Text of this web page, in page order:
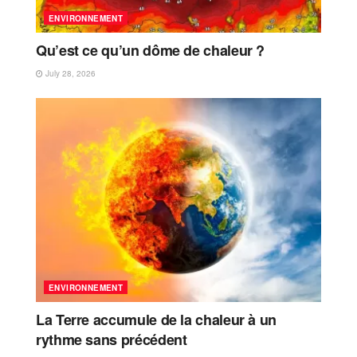
ENVIRONNEMENT
Qu’est ce qu’un dôme de chaleur ?
July 28, 2026
ENVIRONNEMENT
La Terre accumule de la chaleur à un
rythme sans précédent